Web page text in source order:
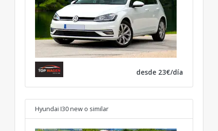
desde 23€/día
Hyundai I30 new o similar